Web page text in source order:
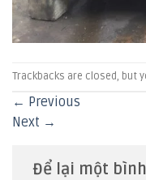
Trackbacks are closed, but
← Previous
Next →
Để lại một